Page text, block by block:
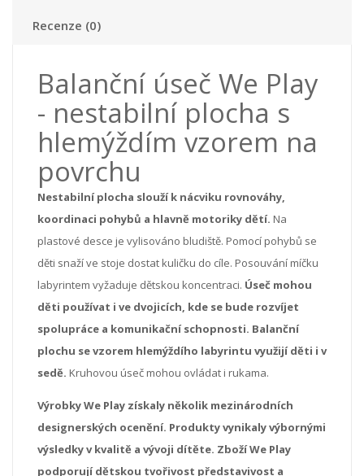
Recenze (0)
Balanční úseč We Play
- nestabilní plocha s
hlemýždím vzorem na
povrchu
Nestabilní plocha slouží k nácviku rovnováhy,
koordinaci pohybů a hlavně motoriky dětí. Na
plastové desce je vylisováno bludiště. Pomocí pohybů se
děti snaží ve stoje dostat kuličku do cíle. Posouvání míčku
labyrintem vyžaduje dětskou koncentraci. Úseč mohou
děti používat i ve dvojicích, kde se bude rozvíjet
spolupráce a komunikační schopnosti. Balanční
plochu se vzorem hlemýždího labyrintu využijí děti i v
sedě. Kruhovou úseč mohou ovládat i rukama.
Výrobky We Play získaly několik mezinárodních
designerských ocenění. Produkty vynikaly výbornými
výsledky v kvalitě a vývoji dítěte. Zboží We Play
podporují dětskou tvořivost představivost a